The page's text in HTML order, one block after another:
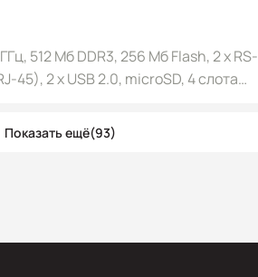
512 Мб DDR3, 256 Мб Flash, 2 x RS-
45), 2 x USB 2.0, microSD, 4 слота
Показать ещё(93)